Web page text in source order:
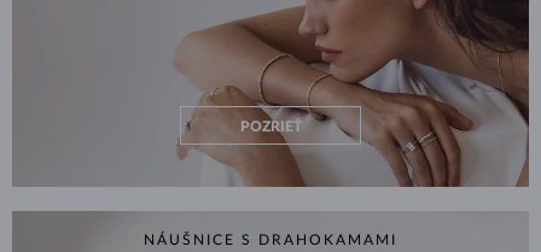
POZRIEŤ
NÁUŠNICE S DRAHOKAMAMI